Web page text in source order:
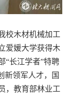
校木材机械加工
爱媛大学获得木
“长江学者”特聘
新领军人才，国
，教育部林业工